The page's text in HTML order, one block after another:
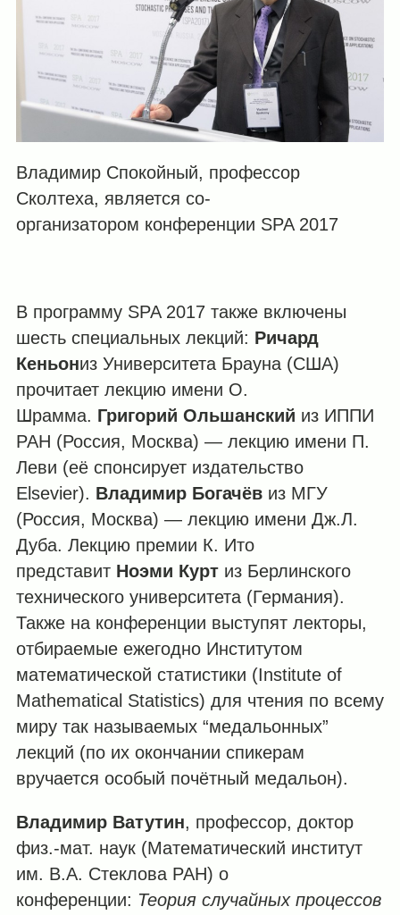
Владимир Спокойный, профессор
Сколтеха, является со-
организатором конференции SPA 2017
В программу SPA 2017 также включены
шесть специальных лекций: Ричард
Кеньониз Университета Брауна (США)
прочитает лекцию имени О.
Шрамма. Григорий Ольшанский из ИППИ
РАН (Россия, Москва) — лекцию имени П.
Леви (её спонсирует издательство
Elsevier). Владимир Богачёвиз МГУ
(Россия, Москва) — лекцию имени Дж.Л.
Дуба. Лекцию премии К. Ито
представит Ноэми Куртиз Берлинского
технического университета (Германия).
Также на конференции выступят лекторы,
отбираемые ежегодно Институтом
математической статистики (Institute of
Mathematical Statistics) для чтения по всему
миру так называемых “медальонных”
лекций (по их окончании спикерам
вручается особый почётный медальон).
Владимир Ватутин, профессор, доктор
физ.-мат. наук (Математический институт
им. В.А. Стеклова РАН) о
конференции: Теория случайных процессов